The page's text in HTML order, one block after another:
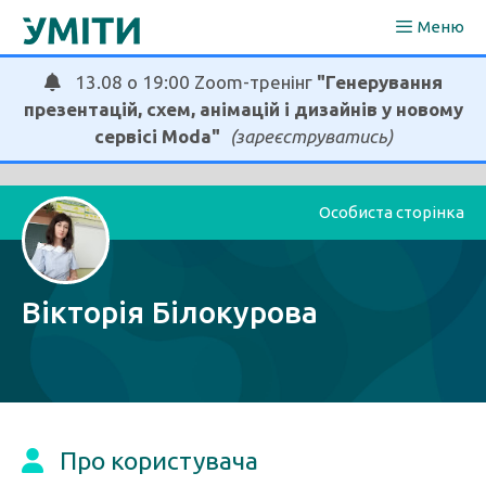
Перейти
Меню
13.08 о 19:00 Zoom-тренінг "Генерування
презентацій, схем, анімацій і дизайнів у новому
сервісі Moda"
(зареєструватись)
Особиста сторінка
Вікторія Білокурова
Про користувача